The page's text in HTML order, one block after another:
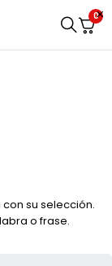
0
su selección.
o frase.